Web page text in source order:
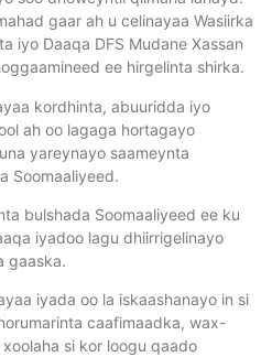
gaar ah u celinayaa Wasiirka
iyo Daaqa DFS Mudane Xassan
ee hirgelinta shirka.
kordhinta, abuuridda iyo
ah oo lagaga hortagayo
yareynayo saameynta
Soomaaliyeed.
bulshada Soomaaliyeed ee ku
iyadoo lagu dhiirrigelinayo
gaaska.
iyada oo la iskaashanayo in si
caafimaadka, wax-
si kor loogu qaado